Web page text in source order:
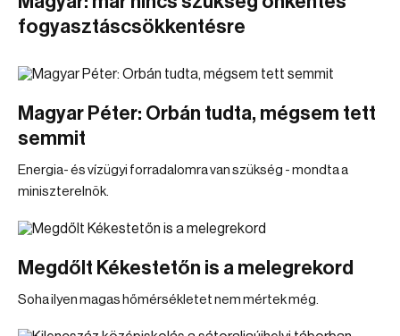
fogyasztáscsökkentésre
Magyar Péter: Orbán tudta, mégsem tett
semmit
Energia- és vízügyi forradalomra van szükség - mondta a
miniszterelnök.
Megdőlt Kékestetőn is a melegrekord
Soha ilyen magas hőmérsékletet nem mértek még.